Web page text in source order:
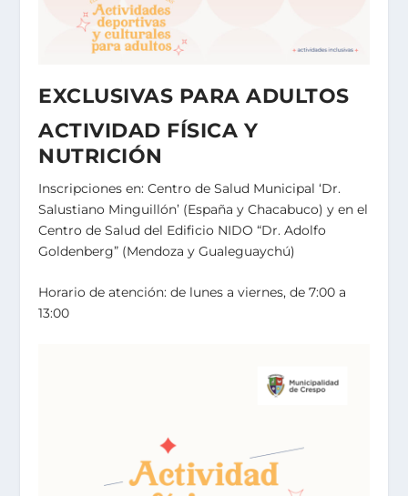
EXCLUSIVAS PARA ADULTOS
ACTIVIDAD FÍSICA Y
NUTRICIÓN
Inscripciones en: Centro de Salud Municipal ‘Dr.
Salustiano Minguillón’ (España y Chacabuco) y en el
Centro de Salud del Edificio NIDO “Dr. Adolfo
Goldenberg” (Mendoza y Gualeguaychú)
Horario de atención: de lunes a viernes, de 7:00 a
13:00